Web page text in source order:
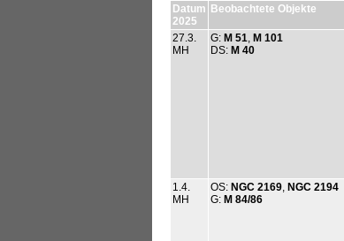
Datum
2025
Beobachtete Objekte
27.3.
MH
G: M 51 M 101
DS: M 40
1.4.
MH
OS: NGC 2169 NGC 2194
G: M 84/86